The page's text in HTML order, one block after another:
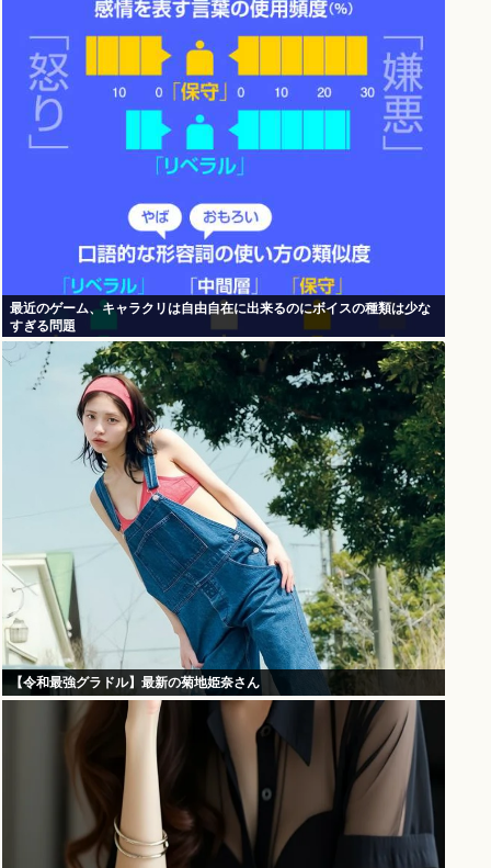
最近のゲーム、キャラクリは自由自在に出来るのにボイスの種類は少な
すぎる問題
【令和最強グラドル】最新の菊地姫奈さん